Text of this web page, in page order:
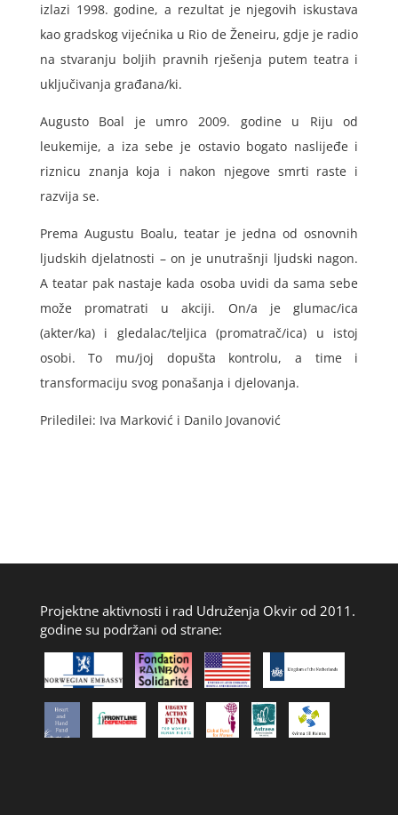
izlazi 1998. godine, a rezultat je njegovih iskustava
kao gradskog vijećnika u Rio de Ženeiru, gdje je radio
na stvaranju boljih pravnih rješenja putem teatra i
uključivanja građana/ki.
Augusto Boal je umro 2009. godine u Riju od
leukemije, a iza sebe je ostavio bogato naslijeđe i
riznicu znanja koja i nakon njegove smrti raste i
razvija se.
Prema Augustu Boalu, teatar je jedna od osnovnih
ljudskih djelatnosti – on je unutrašnji ljudski nagon.
A teatar pak nastaje kada osoba uvidi da sama sebe
može promatrati u akciji. On/a je glumac/ica
(akter/ka) i gledalac/teljica (promatrač/ica) u istoj
osobi. To mu/joj dopušta kontrolu, a time i
transformaciju svog ponašanja i djelovanja.
Priledilei: Iva Marković i Danilo Jovanović
Projektne aktivnosti i rad Udruženja Okvir od 2011.
godine su podržani od strane: